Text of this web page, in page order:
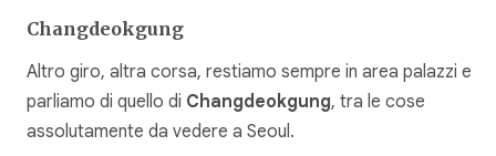
Changdeokgung
Altro giro, altra corsa, restiamo sempre in area palazzi e
parliamo di quello di Changdeokgung, tra le cose
assolutamente da vedere a Seoul.